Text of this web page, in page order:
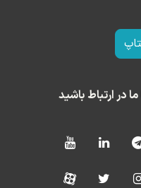
ما در ارتباط باشید